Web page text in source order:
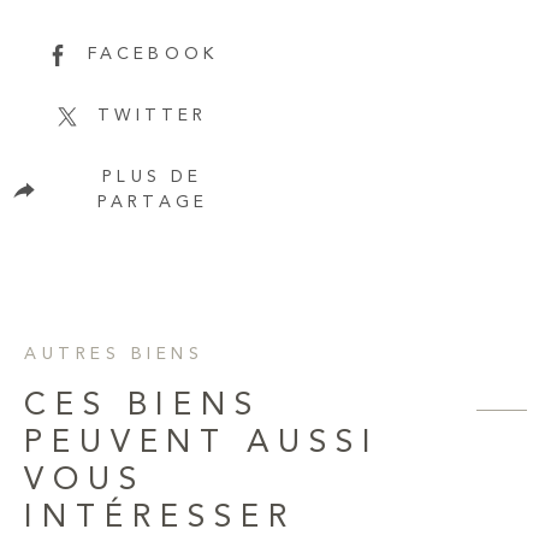
FACEBOOK
TWITTER
PLUS DE
PARTAGE
AUTRES BIENS
CES BIENS
PEUVENT AUSSI
VOUS
INTÉRESSER